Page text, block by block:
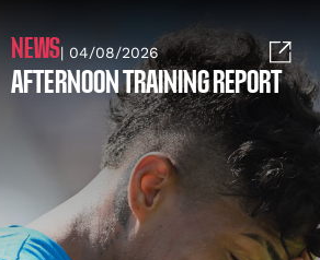
NEWS| 04/08/2026
AFTERNOON TRAINING REPORT